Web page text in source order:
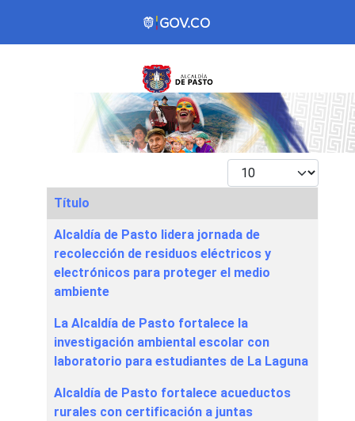
Mostrar #
Articles
Título
Alcaldía de Pasto lidera jornada de
recolección de residuos eléctricos y
electrónicos para proteger el medio
ambiente
La Alcaldía de Pasto fortalece la
investigación ambiental escolar con
laboratorio para estudiantes de La Laguna
Alcaldía de Pasto fortalece acueductos
rurales con certificación a juntas